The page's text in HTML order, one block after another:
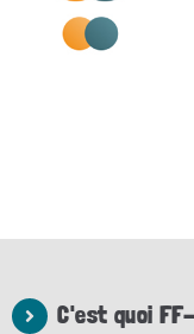
C'est quoi